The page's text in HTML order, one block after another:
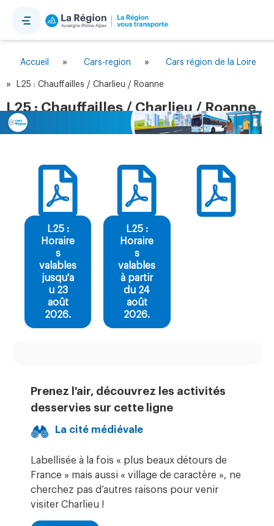
Accueil » Cars-region » Cars région de la Loire
» L25 : Chauffailles / Charlieu / Roanne
L25 : Chauffailles / Charlieu / Roanne
L25 :
Horaire
s
valables
jusqu'a
u 23
août
2026.
L25 :
Horaire
s
valables
à partir
du 24
août
2026.
Prenez l'air, découvrez les activités
desservies sur cette ligne
La cité médiévale
Labellisée à la fois « plus beaux détours de
France » mais aussi « village de caractère », ne
cherchez pas d’autres raisons pour venir
visiter Charlieu !